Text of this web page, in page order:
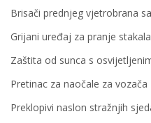
Brisači prednjeg vjetrobrana
Grijani uređaj za pranje stakala
Zaštita od sunca s
Pretinac za naočale za vozača
Preklopivi naslon stražnjih